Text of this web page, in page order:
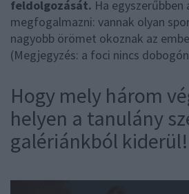
feldolgozását. Ha egyszerűbben
megfogalmazni: vannak olyan
nagyobb örömet okoznak az
(Megjegyzés: a foci nincs
Hogy mely három
helyen a tanulány
galériánkból kiderül!